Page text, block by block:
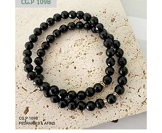
CG.P 109B